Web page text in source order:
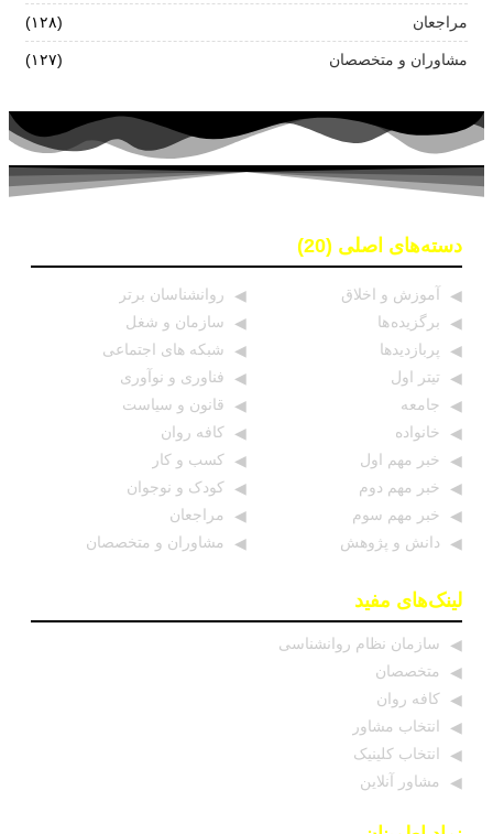
مراجعان (۱۲۸)
مشاوران و متخصصان (۱۲۷)
دسته‌های اصلی (20)
آموزش و اخلاق
برگزیده ها
پربازدیدها
تیتر اول
جامعه
خانواده
خبر مهم اول
خبر مهم دوم
خبر مهم سوم
دانش و پژوهش
روانشناسان برتر
سازمان و شغل
شبکه های اجتماعی
فناوری و نوآوری
قانون و سیاست
کافه روان
کسب و کار
کودک و نوجوان
مراجعان
مشاوران و متخصصان
لینک‌های مفید
سازمان نظام روانشناسی
متخصصان
کافه روان
انتخاب مشاور
انتخاب کلینیک
مشاور آنلاین